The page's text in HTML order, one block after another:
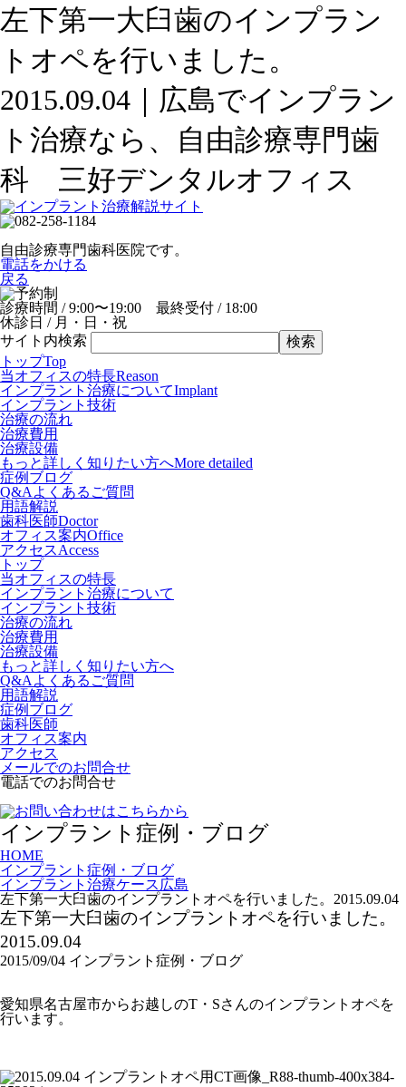
左下第一大臼歯のインプラン
トオペを行いました。
2015.09.04｜広島でインプラン
ト治療なら、自由診療専門歯
科 三好デンタルオフィス
自由診療専門歯科医院です。
電話をかける
戻る
診療時間 / 9:00〜19:00 最終受付 / 18:00
休診日 / 月・日・祝
サイト内検索
トップTop
当オフィスの特長Reason
インプラント治療についてImplant
インプラント技術
治療の流れ
治療費用
治療設備
もっと詳しく知りたい方へMore detailed
症例ブログ
Q&Aよくあるご質問
用語解説
歯科医師Doctor
オフィス案内Office
アクセスAccess
トップ
当オフィスの特長
インプラント治療について
インプラント技術
治療の流れ
治療費用
治療設備
もっと詳しく知りたい方へ
Q&Aよくあるご質問
用語解説
症例ブログ
歯科医師
オフィス案内
アクセス
メールでのお問合せ
電話でのお問合せ
インプラント症例・ブログ
HOME
インプラント症例・ブログ
インプラント治療ケース広島
左下第一大臼歯のインプラントオペを行いました。2015.09.04
左下第一大臼歯のインプラントオペを行いました。
2015.09.04
2015/09/04 インプラント症例・ブログ
愛知県名古屋市からお越しのT・Sさんのインプラントオペを
行います。